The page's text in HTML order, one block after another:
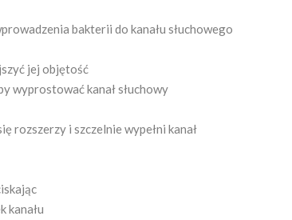
bakterii do kanału słuchowego
jej objętość
wyprostować kanał słuchowy
rozszerzy i szczelnie wypełni kanał
kanału